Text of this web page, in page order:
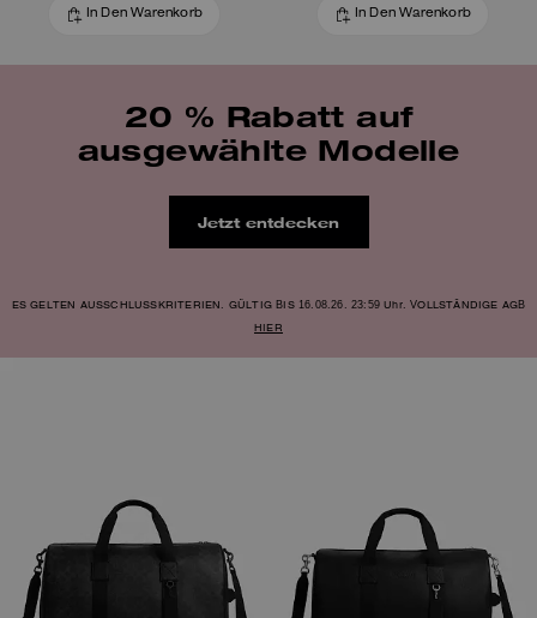
In Den Warenkorb In Den Warenkorb
20 % Rabatt auf
ausgewählte Modelle
Jetzt entdecken
ES GELTEN AUSSCHLUSSKRITERIEN. GÜLTIG BIS 16.08.26. 23:59 Uhr. VOLLSTÄNDIGE AGB
HIER